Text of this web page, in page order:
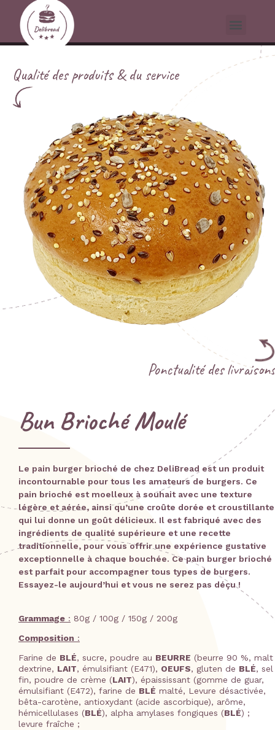
Qualité des produits & du service
Ponctualité des livraisons
Bun Brioché Moulé
Le pain burger brioché de chez DeliBread est un produit
incontournable pour tous les amateurs de burgers. Ce
pain brioché est moelleux à souhait avec une texture
légère et aérée, ainsi qu’une croûte dorée et croustillante
qui lui donne un goût délicieux. Il est fabriqué avec des
ingrédients de qualité supérieure et une recette
traditionnelle, pour vous offrir une expérience gustative
exceptionnelle à chaque bouchée. Ce pain burger brioché
est parfait pour accompagner tous types de burgers.
Essayez-le aujourd’hui et vous ne serez pas déçu !
Grammage : 80g / 100g / 150g / 200g
Composition :
Farine de BLÉ, sucre, poudre au BEURRE (beurre 90 %, malt
dextrine, LAIT, émulsifiant (E471), OEUFS, gluten de BLÉ, sel
fin, poudre de crème (LAIT), épaississant (gomme de guar,
émulsifiant (E472), farine de BLÉ malté, Levure désactivée,
bêta-carotène, antioxydant (acide ascorbique), arôme,
hémicellulases (BLÉ), alpha amylases fongiques (BLÉ) ;
levure fraîche ;